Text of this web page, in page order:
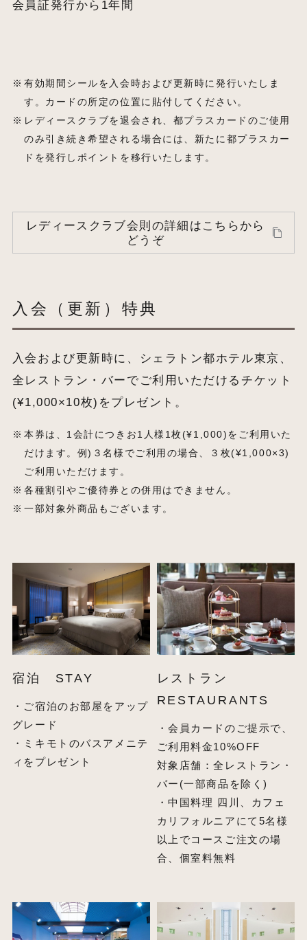
会員証発行から1年間
有効期間シールを入会時および更新時に発行いたしま
す。カードの所定の位置に貼付してください。
レディースクラブを退会され、都プラスカードのご使用
のみ引き続き希望される場合には、新たに都プラスカー
ドを発行しポイントを移行いたします。
レディースクラブ会則の詳細はこちらから
どうぞ
入会（更新）特典
入会および更新時に、シェラトン都ホテル東京、
全レストラン・バーでご利用いただけるチケット
(¥1,000×10枚)をプレゼント。
本券は、1会計につきお1人様1枚(¥1,000)をご利用いた
だけます。例)３名様でご利用の場合、３枚(¥1,000×3)
ご利用いただけます。
各種割引やご優待券との併用はできません。
一部対象外商品もございます。
宿泊 STAY
・ご宿泊のお部屋をアップ
グレード
・ミキモトのバスアメニテ
ィをプレゼント
レストラン
RESTAURANTS
・会員カードのご提示で、
ご利用料金10%OFF
対象店舗：全レストラン・
バー(一部商品を除く)
・中国料理 四川、カフェ
カリフォルニアにて5名様
以上でコースご注文の場
合、個室料無料